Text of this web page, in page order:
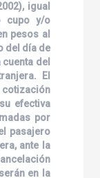
igual
cupo y/o
pesos al
del día de
del
El
efectiva
por
pasajero
ante la
en la